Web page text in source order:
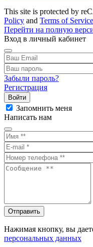
This site is protected by
Policy and Terms of Service
Перейти на полную
Вход в личный кабинет
Забыли пароль?
Регистрация
Войти
Запомнить меня
Написать нам
Отправить
Нажимая кнопку, вы
персональных данных